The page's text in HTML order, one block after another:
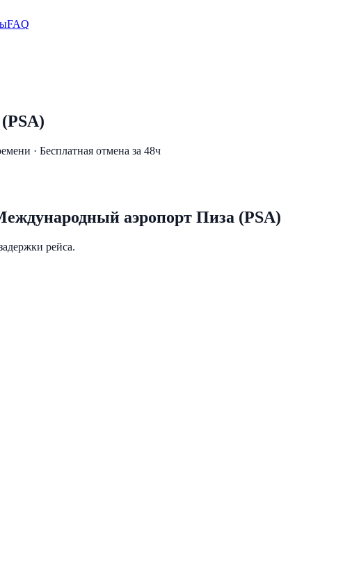
FAQ
· Бесплатная отмена за 48ч
аэропорт Пиза (PSA)
рейса.